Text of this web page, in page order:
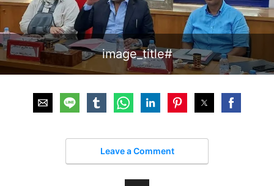
#image_title
Leave a Comment